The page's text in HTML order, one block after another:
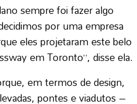
sempre foi fazer algo
por uma empresa
eles projetaram este belo
em Toronto”, disse ela.
em termos de design,
pontes e viadutos –